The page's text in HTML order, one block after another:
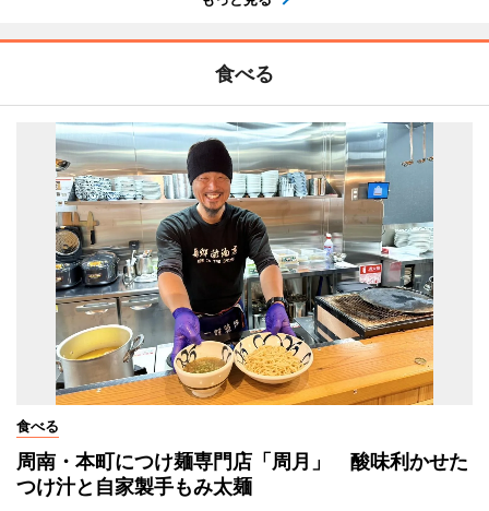
食べる
食べる
周南・本町につけ麺専門店「周月」 酸味利かせた
つけ汁と自家製手もみ太麺